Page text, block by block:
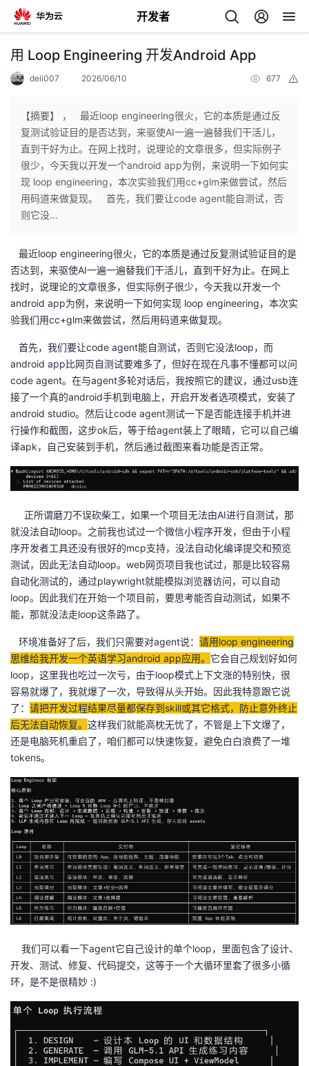
开发者
返
个
人
页
我
开
发
我
的
博
客
我
的
论
我
的
子
我
直
播
的
活
动
我
的
关
我
的
发
者
学
我
的
课
程
我
的
认
我
的
验
我
收
藏
我
Programs
的
支
持
的
技
术
支
我
的
云
声
议
用 Loop Engineering 开发Android App
deli007 2026/06/10 677
【摘要】 ， 最近loop engineering很火，它的本质是通过反
复测试验证目的是否达到，来驱使AI一遍一遍替我们干活儿，
直到干好为止。在网上找时，说理论的文章很多，但实际例子
很少，今天我以开发一个android app为例，来说明一下如何实
现 loop engineering，本次实验我们用cc+glm来做尝试，然后
用码道来做复现。 首先，我们要让code agent能自测试，否
则它没...
最近loop engineering很火，它的本质是通过反复测试验证目的是
否达到，来驱使AI一遍一遍替我们干活儿，直到干好为止。在网上
找时，说理论的文章很多，但实际例子很少，今天我以开发一个
android app为例，来说明一下如何实现 loop engineering，本次实
验我们用cc+glm来做尝试，然后用码道来做复现。
首先，我们要让code agent能自测试，否则它没法loop，而
android app比网页自测试要难多了，但好在现在凡事不懂都可以问
code agent。在与agent多轮对话后，我按照它的建议，通过usb连
接了一个真的android手机到电脑上，开启开发者选项模式，安装了
android studio。然后让code agent测试一下是否能连接手机并进
行操作和截图，这步ok后，等于给agent装上了眼睛，它可以自己编
译apk，自己安装到手机，然后通过截图来看功能是否正常。
正所谓磨刀不误砍柴工，如果一个项目无法由AI进行自测试，那
就没法自动loop。之前我也试过一个微信小程序开发，但由于小程
序开发者工具还没有很好的mcp支持，没法自动化编译提交和预览
测试，因此无法自动loop。web网页项目我也试过，那是比较容易
自动化测试的，通过playwright就能模拟浏览器访问，可以自动
loop。因此我们在开始一个项目前，要思考能否自动测试，如果不
能，那就没法走loop这条路了。
环境准备好了后，我们只需要对agent说： 请用loop engineering
思维给我开发一个英语学习android app应用。 它会自己规划好如何
loop，这里我也吃过一次亏，由于loop模式上下文涨的特别快，很
容易就爆了，我就爆了一次，导致得从头开始。因此我特意跟它说
了： 请把开发过程结果尽量都保存到skill或其它格式，防止意外终止
后无法自动恢复。 这样我们就能高枕无忧了，不管是上下文爆了，
还是电脑死机重启了，咱们都可以快速恢复，避免白白浪费了一堆
tokens。
我们可以看一下agent它自己设计的单个loop，里面包含了设计、
开发、测试、修复、代码提交，这等于一个大循环里套了很多小循
环，是不是很精妙 :)